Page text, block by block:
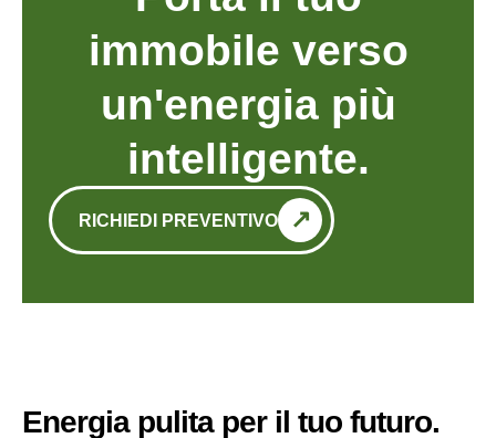
immobile verso
un'energia più
intelligente.
RICHIEDI PREVENTIVO
Energia pulita per il tuo futuro.